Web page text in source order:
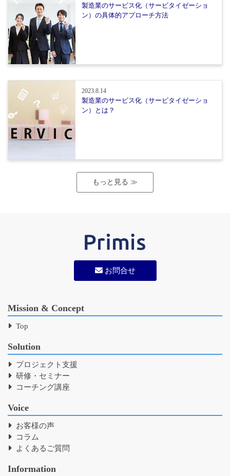
製造業のサービス化（サービタイゼーショ
ン）の具体的アプローチ方法
2023.8.14
製造業のサービス化（サービタイゼーショ
ン）とは？
もっと見る ≫
お問合せ
Mission & Concept
Top
Solution
プロジェクト支援
研修・セミナー
コーチング講座
Voice
お客様の声
コラム
よくあるご質問
Information